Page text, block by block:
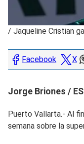
/ Jaqueline Cristian
Facebook X
Jorge Briones /
Puerto Vallarta.- Al
semana sobre la